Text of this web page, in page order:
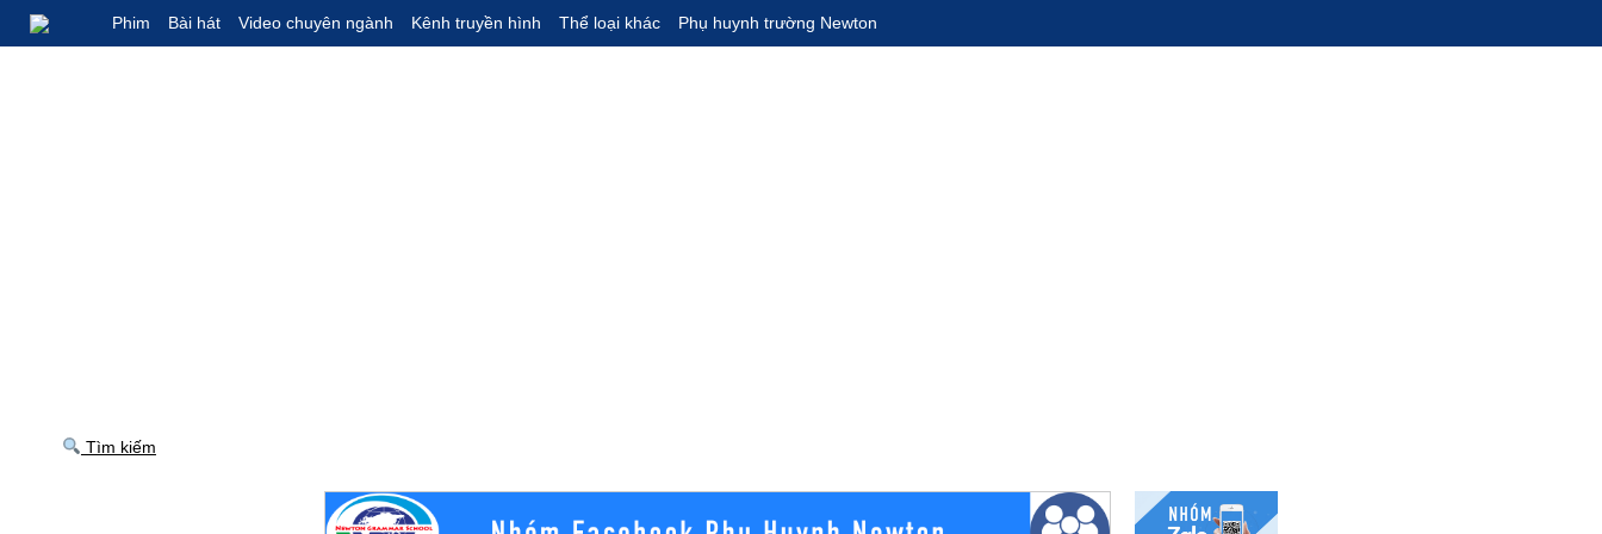
Phim Bài hát Video chuyên ngành Kênh truyền hình Thể loại khác Phụ huynh trường Newton
Tìm kiếm